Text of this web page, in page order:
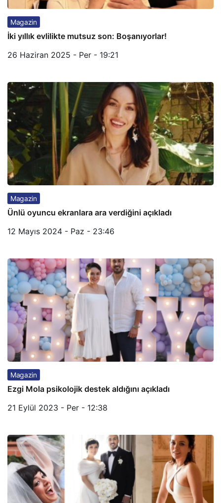
Magazin
İki yıllık evlilikte mutsuz son: Boşanıyorlar!
26 Haziran 2025 - Per - 19:21
Magazin
Ünlü oyuncu ekranlara ara verdiğini açıkladı
12 Mayıs 2024 - Paz - 23:46
Magazin
Ezgi Mola psikolojik destek aldığını açıkladı
21 Eylül 2023 - Per - 12:38